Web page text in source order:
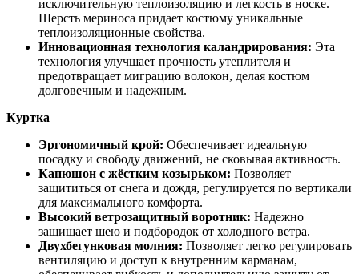
исключительную теплоизоляцию и легкость в носке.
Шерсть мериноса придает костюму уникальные
теплоизоляционные свойства.
Инновационная технология каландрирования: Эта
технология улучшает прочность утеплителя и
предотвращает миграцию волокон, делая костюм
долговечным и надежным.
Куртка
Эргономичный крой: Обеспечивает идеальную
посадку и свободу движений, не сковывая активность.
Капюшон с жёстким козырьком: Позволяет
защититься от снега и дождя, регулируется по вертикали
для максимального комфорта.
Высокий ветрозащитный воротник: Надежно
защищает шею и подбородок от холодного ветра.
Двухбегунковая молния: Позволяет легко регулировать
вентиляцию и доступ к внутренним карманам,